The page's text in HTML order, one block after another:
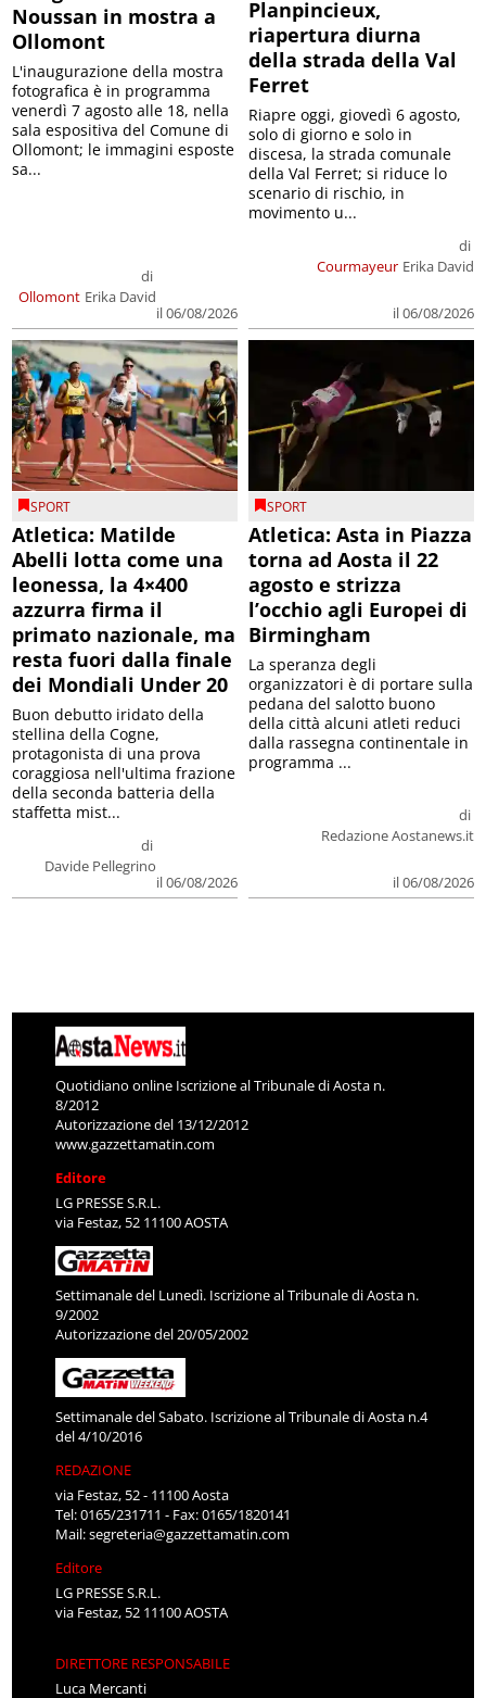
Noussan in mostra a
Ollomont
Ollomont
di
Erika David
il 06/08/2026
L'inaugurazione della mostra
fotografica è in programma
venerdì 7 agosto alle 18, nella
sala espositiva del Comune di
Ollomont; le immagini esposte
sa...
Planpincieux,
riapertura diurna
della strada della Val
Ferret
Courmayeur
di
Erika David
il 06/08/2026
Riapre oggi, giovedì 6 agosto,
solo di giorno e solo in
discesa, la strada comunale
della Val Ferret; si riduce lo
scenario di rischio, in
movimento u...
SPORT
Atletica: Matilde
Abelli lotta come una
leonessa, la 4×400
azzurra firma il
primato nazionale, ma
resta fuori dalla finale
dei Mondiali Under 20
di
Davide Pellegrino
il 06/08/2026
Buon debutto iridato della
stellina della Cogne,
protagonista di una prova
coraggiosa nell'ultima frazione
della seconda batteria della
staffetta mist...
SPORT
Atletica: Asta in Piazza
torna ad Aosta il 22
agosto e strizza
l’occhio agli Europei di
Birmingham
di
Redazione Aostanews.it
il 06/08/2026
La speranza degli
organizzatori è di portare sulla
pedana del salotto buono
della città alcuni atleti reduci
dalla rassegna continentale in
programma ...
Quotidiano online Iscrizione al Tribunale di Aosta n.
8/2012
Autorizzazione del 13/12/2012
www.gazzettamatin.com
Editore
LG PRESSE S.R.L.
via Festaz, 52 11100 AOSTA
Settimanale del Lunedì. Iscrizione al Tribunale di Aosta n.
9/2002
Autorizzazione del 20/05/2002
Settimanale del Sabato. Iscrizione al Tribunale di Aosta n.4
del 4/10/2016
REDAZIONE
via Festaz, 52 - 11100 Aosta
Tel: 0165/231711 - Fax: 0165/1820141
Mail:segreteria@gazzettamatin.com
Editore
LG PRESSE S.R.L.
via Festaz, 52 11100 AOSTA
DIRETTORE RESPONSABILE
Luca Mercanti